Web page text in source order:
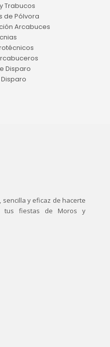
Trabucos
de Pólvora
Arcabuces
Disparo
y eficaz de hacerte
tus fiestas de Moros y